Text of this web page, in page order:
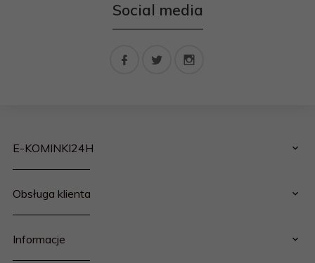
Social media
Obsługa klienta
Informacje
E-KOMINKI24H